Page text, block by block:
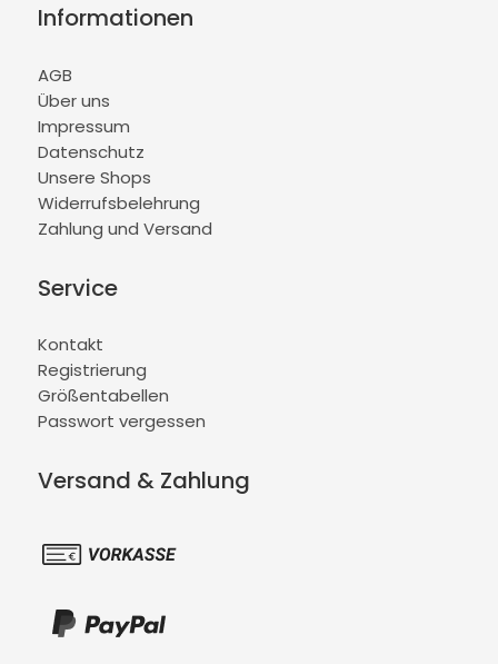
Informationen
AGB
Über uns
Impressum
Datenschutz
Unsere Shops
Widerrufsbelehrung
Zahlung und Versand
Service
Kontakt
Registrierung
Größentabellen
Passwort vergessen
Versand & Zahlung